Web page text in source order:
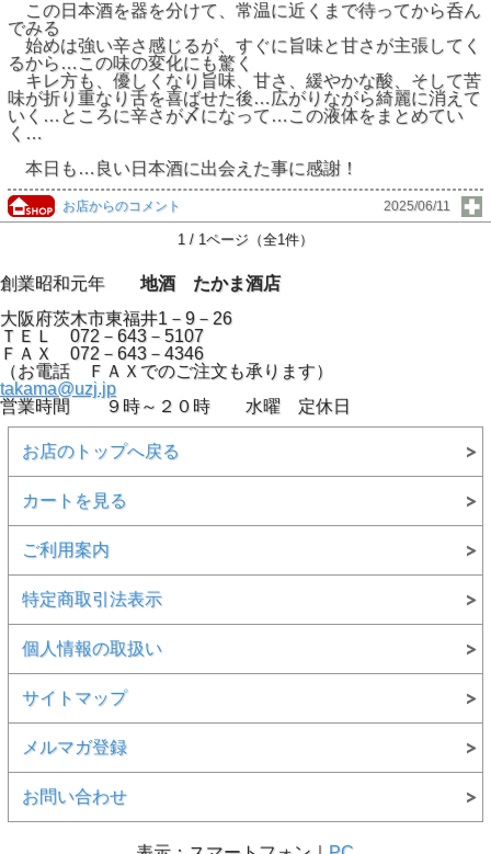
この日本酒を器を分けて、常温に近くまで待ってから呑ん
でみる
始めは強い辛さ感じるが、すぐに旨味と甘さが主張してく
るから…この味の変化にも驚く
キレ方も、優しくなり旨味、甘さ、緩やかな酸、そして苦
味が折り重なり舌を喜ばせた後…広がりながら綺麗に消えて
いく…ところに辛さが〆になって…この液体をまとめてい
く…
本日も…良い日本酒に出会えた事に感謝！
お店からのコメント 2025/06/11
1 / 1ページ（全1件）
創業昭和元年 地酒 たかま酒店
大阪府茨木市東福井1－9－26
ＴＥＬ 072－643－5107
ＦＡＸ 072－643－4346
（お電話 ＦＡＸでのご注文も承ります）
takama@uzj.jp
営業時間 ９時～２０時 水曜 定休日
お店のトップへ戻る
カートを見る
ご利用案内
特定商取引法表示
個人情報の取扱い
サイトマップ
メルマガ登録
お問い合わせ